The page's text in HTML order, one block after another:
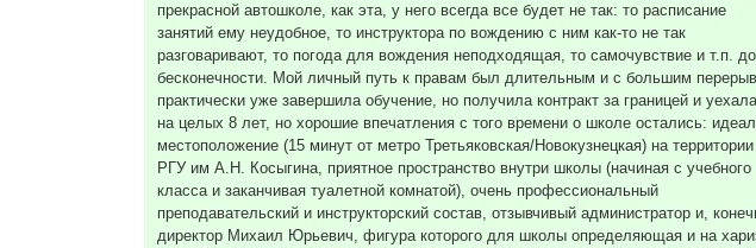
прекрасной автошколе, как эта, у него всегда все будет не так: то расписание
занятий ему неудобное, то инструктора по вождению с ним как-то не так
разговаривают, то погода для вождения неподходящая, то самочувствие и т.п. до
бесконечности. Мой личный путь к правам был длительным и с большим
практически уже завершила обучение, но получила контракт за границей и уехала
на целых 8 лет, но хорошие впечатления с того времени о школе остались:
местоположение (15 минут от метро Третьяковская/Новокузнецкая) на территории
РГУ им А.Н. Косыгина, приятное пространство внутри школы (начиная с учебного
класса и заканчивая туалетной комнатой), очень профессиональный
преподавательский и инструкторский состав, отзывчивый администратор и,
директор Михаил Юрьевич, фигура которого для школы определяющая и на